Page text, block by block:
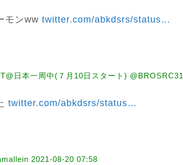
モンww twitter.com/abkdsrs/status…
日本一周中(７月10日スタート) @BROSRC31
twitter.com/abkdsrs/status…
2021-08-20 07:58